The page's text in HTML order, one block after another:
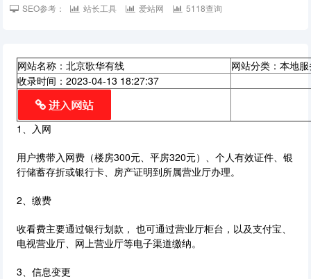
SEO参考： 站长工具 爱站网 5118查询
网站名称：北京歌华有线
网站分类：本地
收录时间：2023-04-13 18:27:37
1、入网
用户携带入网费（楼房300元、平房320元）、个人有效证件、银
行储蓄存折或银行卡、房产证明到所属营业厅办理。
2、缴费
收看费主要通过银行划款， 也可通过营业厅柜台，以及支付宝、
电视营业厅、网上营业厅等电子渠道缴纳。
3、信息变更